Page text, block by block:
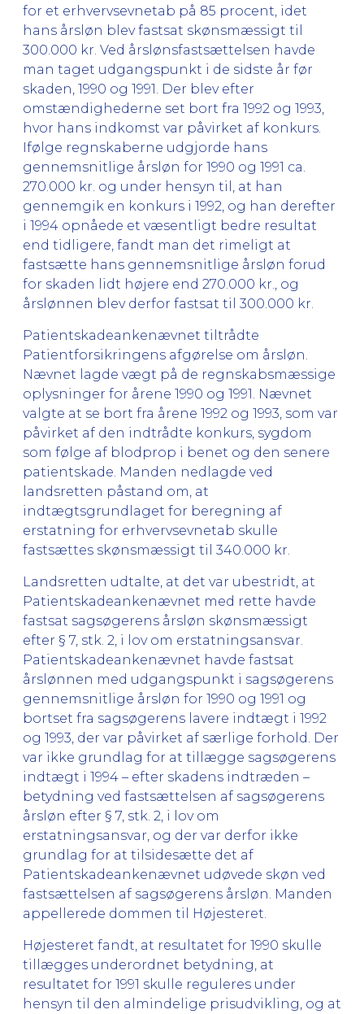
for et erhvervsevnetab på 85 procent, idet
hans årsløn blev fastsat skønsmæssigt til
300.000 kr. Ved årslønsfastsættelsen havde
man taget udgangspunkt i de sidste år før
skaden, 1990 og 1991. Der blev efter
omstændighederne set bort fra 1992 og 1993,
hvor hans indkomst var påvirket af konkurs.
Ifølge regnskaberne udgjorde hans
gennemsnitlige årsløn for 1990 og 1991 ca.
270.000 kr. og under hensyn til, at han
gennemgik en konkurs i 1992, og han derefter
i 1994 opnåede et væsentligt bedre resultat
end tidligere, fandt man det rimeligt at
fastsætte hans gennemsnitlige årsløn forud
for skaden lidt højere end 270.000 kr., og
årslønnen blev derfor fastsat til 300.000 kr.
Patientskadeankenævnet tiltrådte
Patientforsikringens afgørelse om årsløn.
Nævnet lagde vægt på de regnskabsmæssige
oplysninger for årene 1990 og 1991. Nævnet
valgte at se bort fra årene 1992 og 1993, som var
påvirket af den indtrådte konkurs, sygdom
som følge af blodprop i benet og den senere
patientskade. Manden nedlagde ved
landsretten påstand om, at
indtægtsgrundlaget for beregning af
erstatning for erhvervsevnetab skulle
fastsættes skønsmæssigt til 340.000 kr.
Landsretten udtalte, at det var ubestridt, at
Patientskadeankenævnet med rette havde
fastsat sagsøgerens årsløn skønsmæssigt
efter § 7, stk. 2, i lov om erstatningsansvar.
Patientskadeankenævnet havde fastsat
årslønnen med udgangspunkt i sagsøgerens
gennemsnitlige årsløn for 1990 og 1991 og
bortset fra sagsøgerens lavere indtægt i 1992
og 1993, der var påvirket af særlige forhold. Der
var ikke grundlag for at tillægge sagsøgerens
indtægt i 1994 – efter skadens indtræden –
betydning ved fastsættelsen af sagsøgerens
årsløn efter § 7, stk. 2, i lov om
erstatningsansvar, og der var derfor ikke
grundlag for at tilsidesætte det af
Patientskadeankenævnet udøvede skøn ved
fastsættelsen af sagsøgerens årsløn. Manden
appellerede dommen til Højesteret.
Højesteret fandt, at resultatet for 1990 skulle
tillægges underordnet betydning, at
resultatet for 1991 skulle reguleres under
hensyn til den almindelige prisudvikling, og at